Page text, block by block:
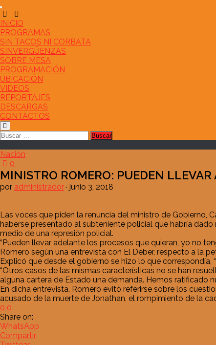
Saltar
al
contenido
INICIO
PROGRAMAS
SIN TACOS NI CORBATA
SINVERGÜENZAS
SOBRE MESA
PROGRAMACIÓN
UBICACIÓN
VIDEOS
REPORTAJES
DESCARGAS
CONTACTOS
Buscar:
Nación
0
MINISTRO ROMERO: PUEDEN
por administrador · junio 3, 2018
Las voces que piden la renuncia del ministro de Gobierno,
haberse presentado al subteniente policial que habría
medio de una represión policial.
“Pueden llevar adelante los procesos que quieran, yo no
Romero según una entrevista con El Deber, respecto a la
Explicó que desde el gobierno se hizo lo que
“Otros casos de las mismas características no se han
alguna cartera de Estado una demanda. Hemos ratificado
En dicha entrevista, Romero evitó referirse sobre los
acusado de la muerte de Jonathan, el rompimiento de la
0 0
Share on:
WhatsApp
Compartir